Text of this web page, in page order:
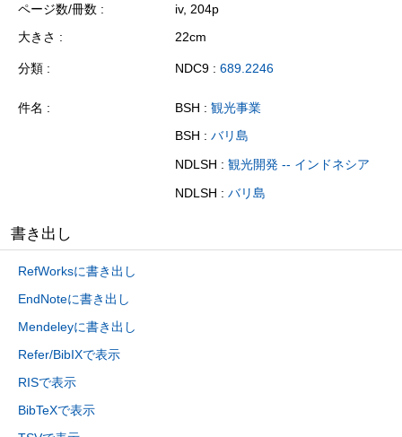
ページ数/冊数
iv, 204p
大きさ
22cm
分類 NDC9 : 689.2246
件名 BSH : 観光事業
BSH : バリ島
NDLSH : 観光開発 -- インドネシア
NDLSH : バリ島
書き出し
RefWorksに書き出し
EndNoteに書き出し
Mendeleyに書き出し
Refer/BibIXで表示
RISで表示
BibTeXで表示